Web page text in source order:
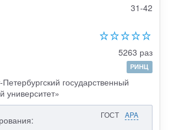
31-42
5263 раз
РИНЦ
государственный
университет»
ГОСТ APA